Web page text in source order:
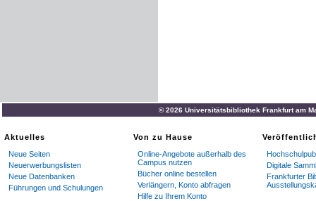
© 2026 Universitätsbibliothek Frankfurt am
Aktuelles
Neue Seiten
Neuerwerbungslisten
Neue Datenbanken
Führungen und Schulungen
Von zu Hause
Online-Angebote außerhalb des
Campus nutzen
Bücher online bestellen
Verlängern, Konto abfragen
Hilfe zu Ihrem Konto
Digitale
Frankfurter